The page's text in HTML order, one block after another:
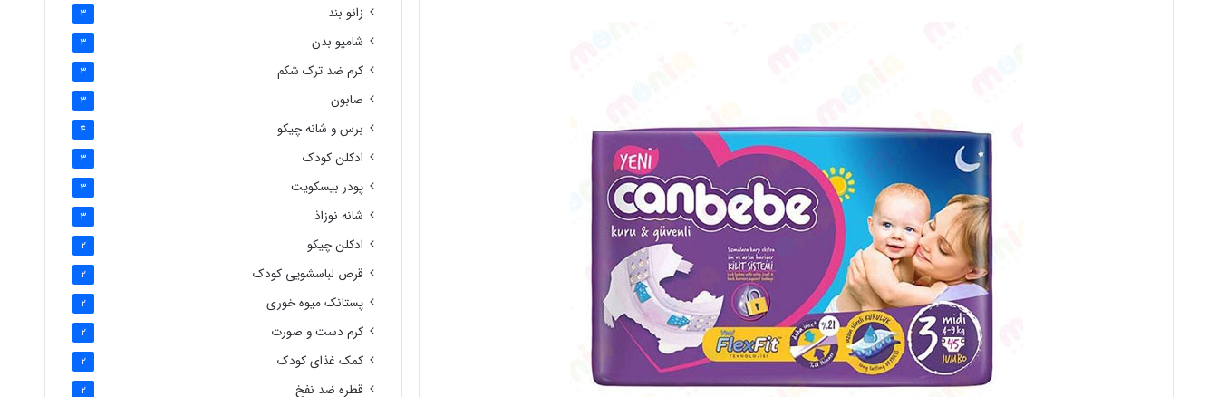
زانو بند 3
شامپو بدن 3
کرم ضد ترک شکم 3
صابون 3
برس و شانه چیکو 4
ادکلن کودک 3
پودر بیسکویت 3
شانه نوزاذ 3
ادکلن چیکو 2
قرص لباسشویی کودک 2
پستانک میوه خوری 2
کرم دست و صورت 2
کمک غذای کودک 2
قطره ضد نفخ 2